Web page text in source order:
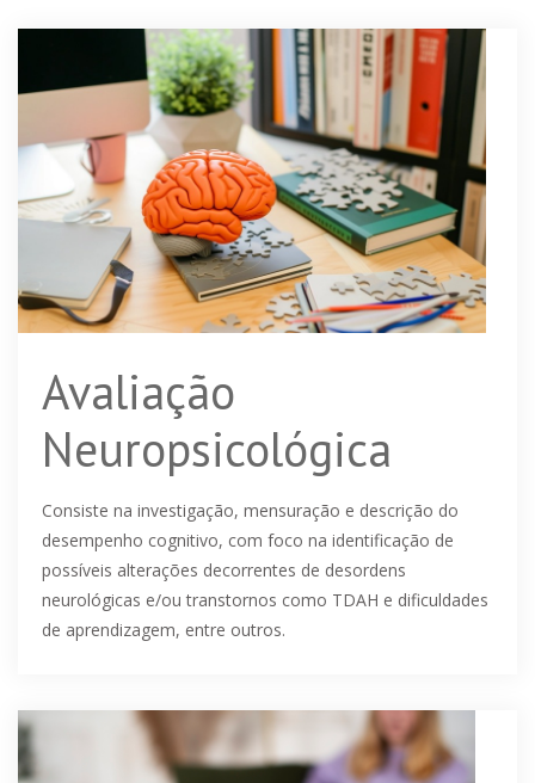
Avaliação
Neuropsicológica
Consiste na investigação, mensuração e descrição do
desempenho cognitivo, com foco na identificação de
possíveis alterações decorrentes de desordens
neurológicas e/ou transtornos como TDAH e dificuldades